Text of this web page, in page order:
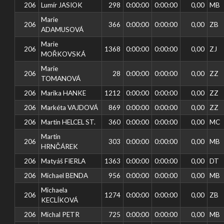
206
Lumír JASIOK 298 0:00:00 0:00:00 0,00 MB
206
Marie
ADAMUSOVÁ
366 0:00:00 0:00:00 0,00 ZB
206
Marie
MOŘKOVSKÁ
1368 0:00:00 0:00:00 0,00 ZJ
206
Marie
TOMANOVÁ
28 0:00:00 0:00:00 0,00 ZZ
206 Marika HANKE 1212 0:00:00 0:00:00 0,00
ZZ
206
Markéta VAJDOVÁ 869 0:00:00 0:00:00 0,00
ZZ
206
Martin HELCEL ST. 360 0:00:00 0:00:00 0,00 MC
206
Martin
HRNČÁREK
303 0:00:00 0:00:00 0,00 MB
206 Matyáš FIERLA 1363 0:00:00 0:00:00 0,00
DT
206
Michael BENDA 956 0:00:00 0:00:00 0,00 MB
206
Michaela
KECLÍKOVÁ
1274 0:00:00 0:00:00 0,00 ZB
206 Michal PETR 725 0:00:00 0:00:00 0,00 MB